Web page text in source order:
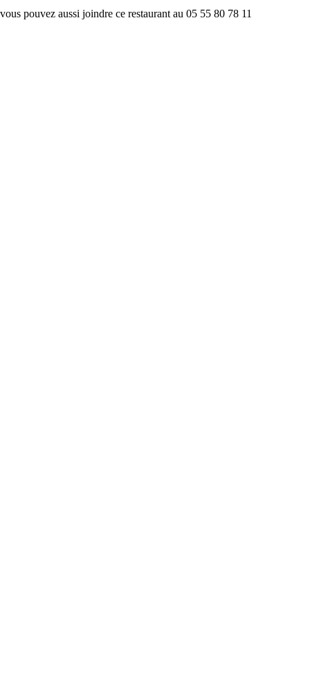
vous pouvez aussi joindre ce restaurant au 05 55 80 78 11